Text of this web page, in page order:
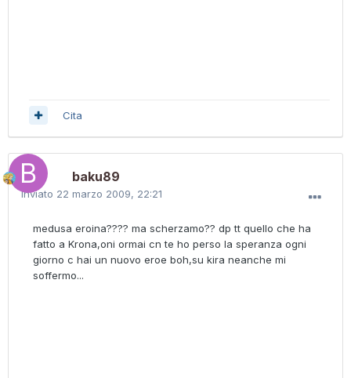
Cita
baku89
Inviato 22 marzo 2009, 22:21
medusa eroina???? ma scherzamo?? dp tt quello che ha
fatto a Krona,oni ormai cn te ho perso la speranza ogni
giorno c hai un nuovo eroe boh,su kira neanche mi
soffermo...